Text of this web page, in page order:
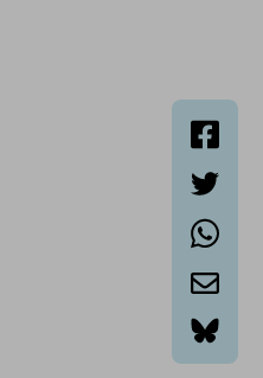
bluesky